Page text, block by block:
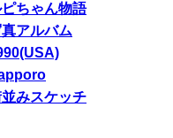
ピちゃん物語
アルバム
みスケッチ